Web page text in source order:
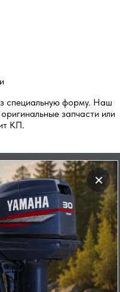
специальную форму. Наш
запчасти или
КП.
×